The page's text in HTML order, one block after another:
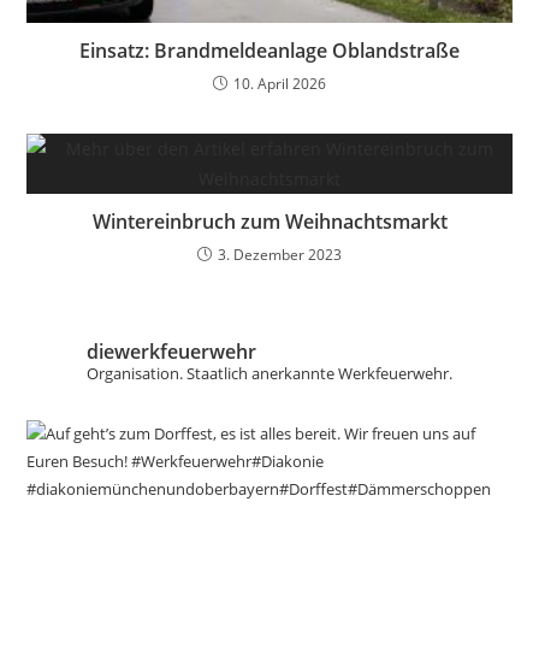
Einsatz: Brandmeldeanlage Oblandstraße
10. April 2026
Wintereinbruch zum Weihnachtsmarkt
3. Dezember 2023
diewerkfeuerwehr
Organisation.Staatlich anerkannte Werkfeuerwehr.